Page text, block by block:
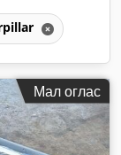
Мал оглас